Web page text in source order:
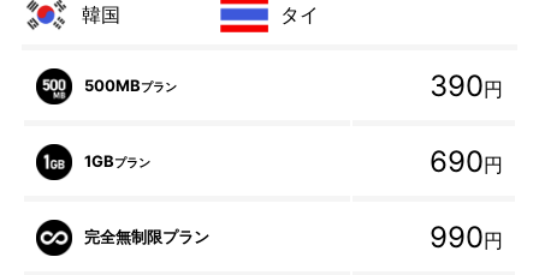
韓国
タイ
500MBプラン 390円
1GBプラン 690円
完全無制限プラン 990円